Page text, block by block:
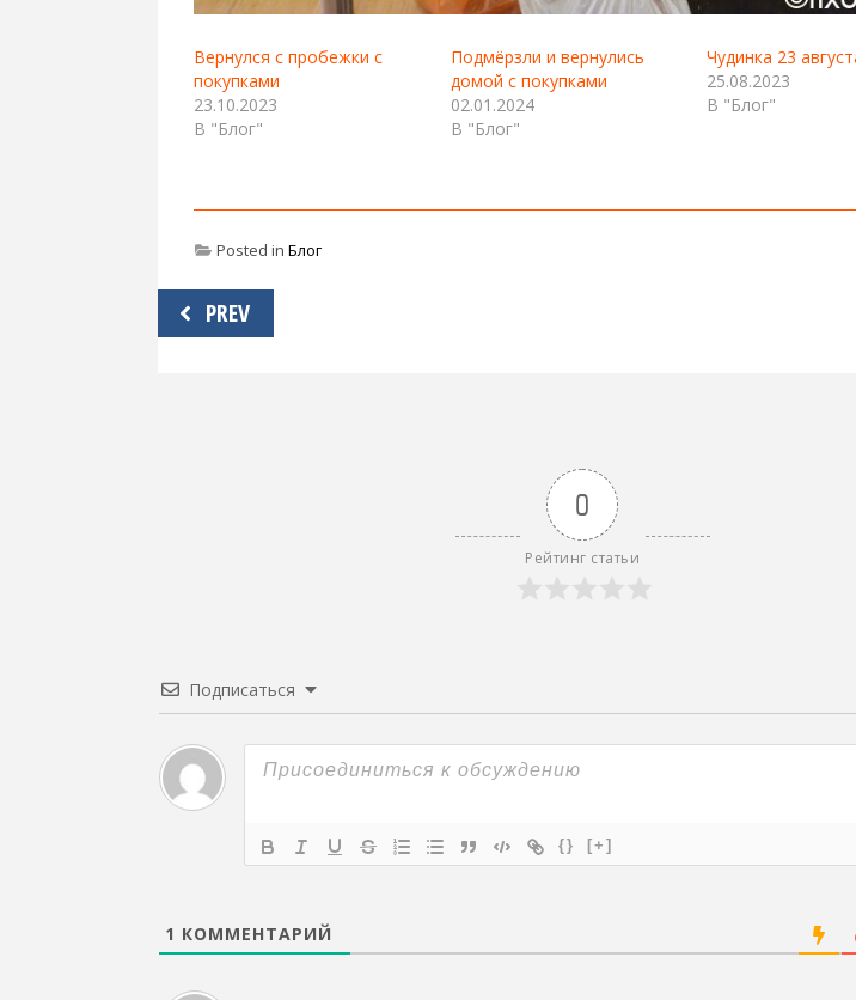
Вернулся с пробежки с
покупками
23.10.2023
В "Блог"
Подмёрзли и вернулись
домой с покупками
02.01.2024
В "Блог"
Чудинка 23
25.08.2023
В "Блог"
Posted in Блог
Навигация
по
PREV
0
Рейтинг статьи
Подписаться
{} [+]
1 КОММЕНТАРИЙ